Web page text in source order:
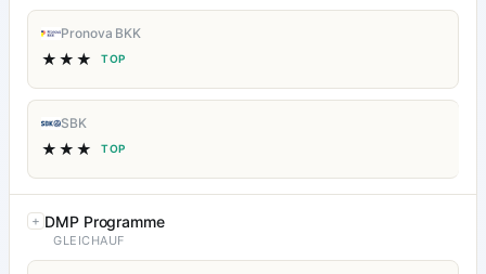
Pronova BKK
★★★ TOP
SBK
★★★ TOP
DMP Programme
GLEICHAUF